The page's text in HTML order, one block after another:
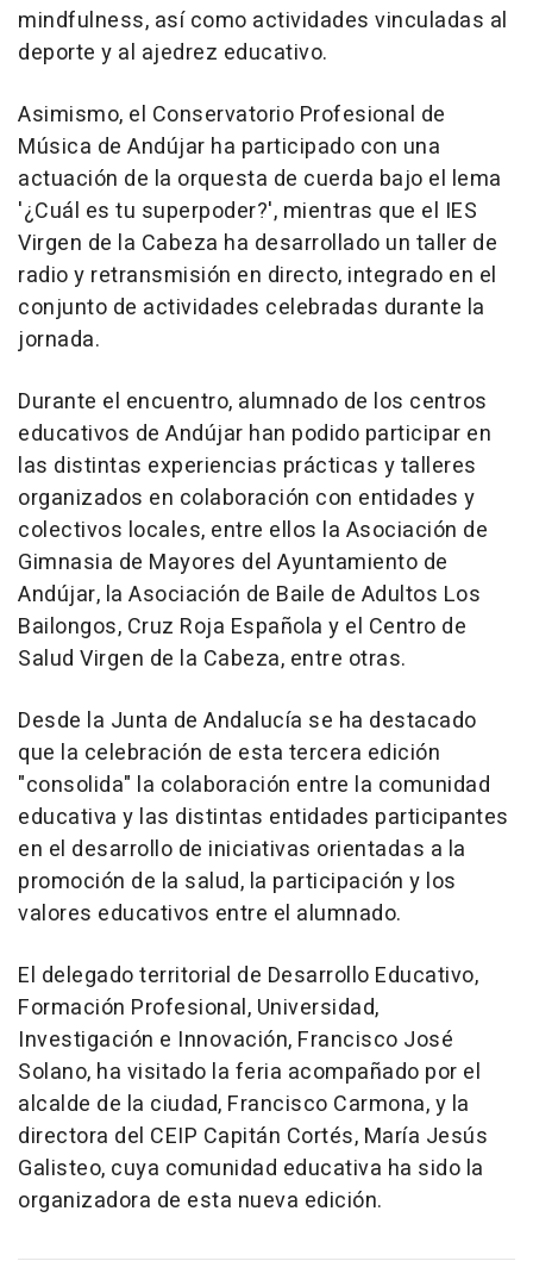
mindfulness, así como actividades vinculadas al
deporte y al ajedrez educativo.
Asimismo, el Conservatorio Profesional de
Música de Andújar ha participado con una
actuación de la orquesta de cuerda bajo el lema
'¿Cuál es tu superpoder?', mientras que el IES
Virgen de la Cabeza ha desarrollado un taller de
radio y retransmisión en directo, integrado en el
conjunto de actividades celebradas durante la
jornada.
Durante el encuentro, alumnado de los centros
educativos de Andújar han podido participar en
las distintas experiencias prácticas y talleres
organizados en colaboración con entidades y
colectivos locales, entre ellos la Asociación de
Gimnasia de Mayores del Ayuntamiento de
Andújar, la Asociación de Baile de Adultos Los
Bailongos, Cruz Roja Española y el Centro de
Salud Virgen de la Cabeza, entre otras.
Desde la Junta de Andalucía se ha destacado
que la celebración de esta tercera edición
"consolida" la colaboración entre la comunidad
educativa y las distintas entidades participantes
en el desarrollo de iniciativas orientadas a la
promoción de la salud, la participación y los
valores educativos entre el alumnado.
El delegado territorial de Desarrollo Educativo,
Formación Profesional, Universidad,
Investigación e Innovación, Francisco José
Solano, ha visitado la feria acompañado por el
alcalde de la ciudad, Francisco Carmona, y la
directora del CEIP Capitán Cortés, María Jesús
Galisteo, cuya comunidad educativa ha sido la
organizadora de esta nueva edición.